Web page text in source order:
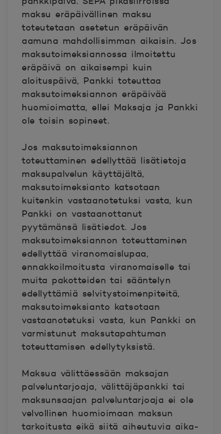
maksu eräpäivällinen maksu
toteutetaan asetetun eräpäivän
aamuna mahdollisimman aikaisin. Jos
maksutoimeksiannossa ilmoitettu
eräpäivä on aikaisempi kuin
aloituspäivä, Pankki toteuttaa
maksutoimeksiannon eräpäivää
huomioimatta, ellei Maksaja ja Pankki
ole toisin sopineet.
Jos maksutoimeksiannon
toteuttaminen edellyttää lisätietoja
maksupalvelun käyttäjältä,
maksutoimeksianto katsotaan
kuitenkin vastaanotetuksi vasta, kun
Pankki on vastaanottanut
pyytämänsä lisätiedot. Jos
maksutoimeksiannon toteuttaminen
edellyttää viranomaislupaa,
ennakkoilmoitusta viranomaiselle tai
muita pakotteiden tai sääntelyn
edellyttämiä selvitystoimenpiteitä,
maksutoimeksianto katsotaan
vastaanotetuksi vasta, kun Pankki on
varmistunut maksutapahtuman
toteuttamisen edellytyksistä.
Maksua välittäessään maksajan
palveluntarjoaja, välittäjäpankki tai
maksunsaajan palveluntarjoaja ei ole
velvollinen huomioimaan maksun
tarkoitusta eikä siitä aiheutuvia aika-